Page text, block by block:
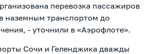
перевозка пассажиров
наземным транспортом до
- уточнили в «Аэрофлоте».
Сочи и Геленджика дважды